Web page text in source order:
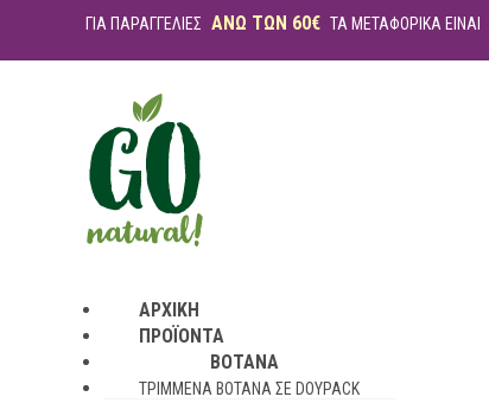
ΓΙΑ ΠΑΡΑΓΓΕΛΙΕΣ ΑΝΩ ΤΩΝ 60€ ΤΑ ΜΕΤΑΦΟΡΙΚΑ ΕΙΝΑΙ
ΑΡΧΙΚΉ
ΠΡΟΪΌΝΤΑ
ΒΌΤΑΝΑ
ΤΡΙΜΜΈΝΑ ΒΌΤΑΝΑ ΣΕ DOYPACK